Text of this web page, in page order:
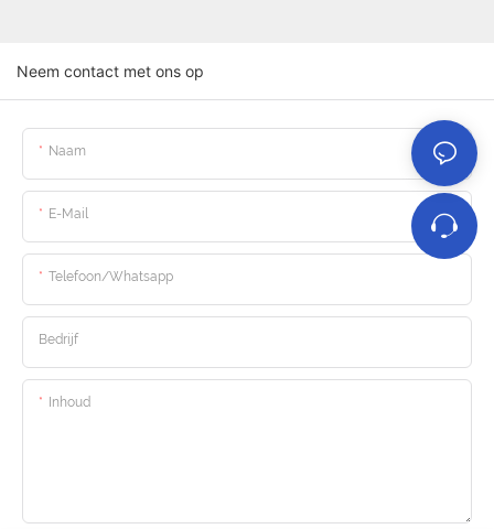
Neem contact met ons op
Naam
E-Mail
Telefoon/whatsapp
Bedrijf
Inhoud